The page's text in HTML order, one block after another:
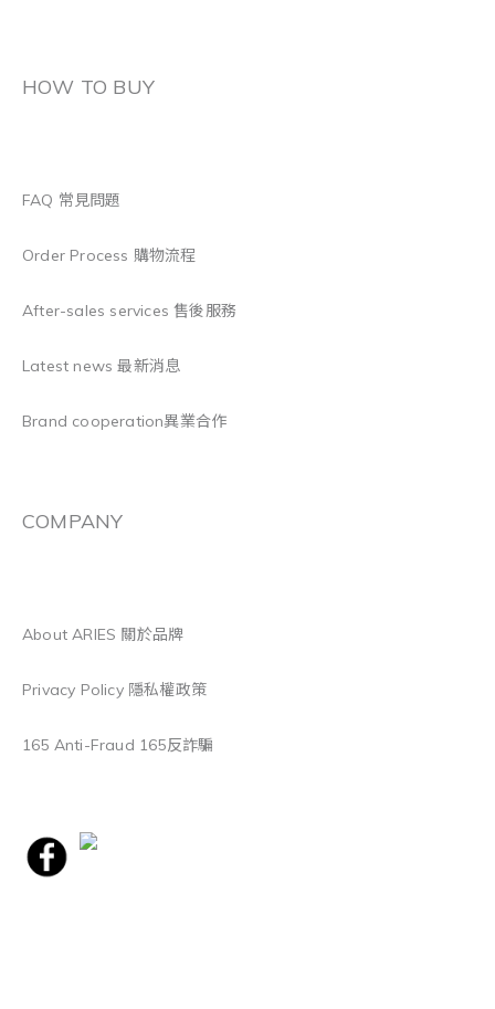
HOW TO BUY
FAQ 常見問題
Order Process 購物流程
After-sales services 售後服務
Latest news 最新消息
Brand cooperation異業合作
COMPANY
About ARIES 關於品牌
Privacy Policy 隱私權政策
165 Anti-Fraud 165反詐騙